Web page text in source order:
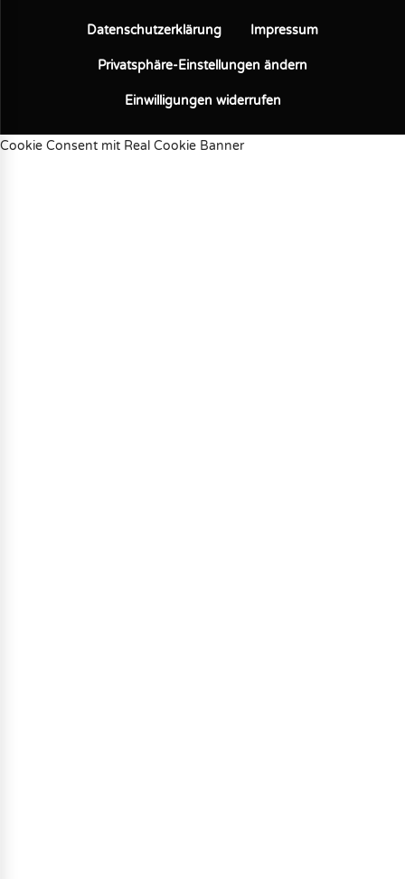
Datenschutzerklärung Impressum
Privatsphäre-Einstellungen ändern
Einwilligungen widerrufen
Cookie Consent mit Real Cookie Banner